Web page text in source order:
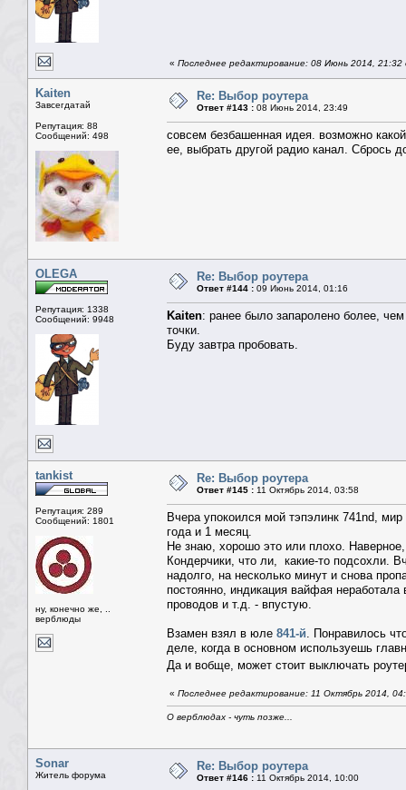
« Последнее редактирование: 08 Июнь 2014, 21:32
Kaiten
Завсегдатай
Репутация: 88
Сообщений: 498
Re: Выбор роутера
Ответ #143 : 08 Июнь 2014, 23:49
совсем безбашенная идея. возможно
ее, выбрать другой радио канал. Сбрось
OLEGA
Репутация: 1338
Сообщений: 9948
Re: Выбор роутера
Ответ #144 : 09 Июнь 2014, 01:16
Kaiten: ранее было запаролено более,
точки.
Буду завтра пробовать.
tankist
Репутация: 289
Сообщений: 1801
ну, конечно же, ..
верблюды
Re: Выбор роутера
Ответ #145 : 11 Октябрь 2014, 03:58
Вчера упокоился мой тэпэлинк 741nd,
года и 1 месяц.
Не знаю, хорошо это или плохо.
Кондерчики, что ли, какие-то подсохли.
надолго, на несколько минут и снова
постоянно, индикация вайфая
проводов и т.д. - впустую.
Взамен взял в юле 841-й. Понравилось
деле, когда в основном используешь
Да и вобще, может стоит выключать
« Последнее редактирование: 11 Октябрь 2014,
О верблюдах - чуть позже...
Sonar
Житель форума
Re: Выбор роутера
Ответ #146 : 11 Октябрь 2014, 10:00